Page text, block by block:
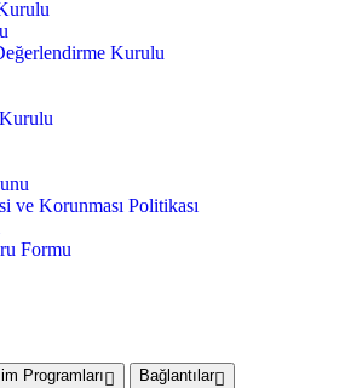
Kurulu
ve Korunması Politikası
Formu
Programları
Bağlantılar